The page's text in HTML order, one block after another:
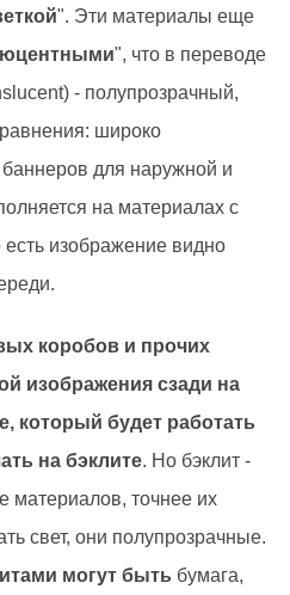
". Эти материалы еще
", что в переводе
- полупрозрачный,
широко
для наружной и
на материалах с
есть изображение видно
коробов и прочих
изображения сзади на
который будет работать
на бэклите. Но бэклит -
материалов, точнее их
свет, они полупрозрачные.
могут быть бумага,